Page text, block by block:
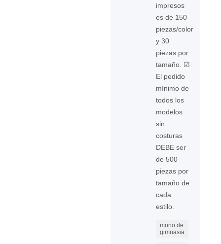
impresos
es de 150
piezas/color
y 30
piezas por
tamaño. ☑
El pedido
mínimo de
todos los
modelos
sin
costuras
DEBE ser
de 500
piezas por
tamaño de
cada
estilo.
mono de
gimnasia